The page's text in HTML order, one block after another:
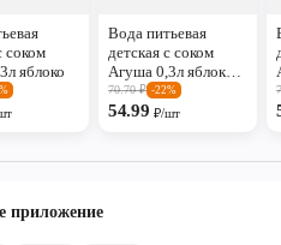
соком
яблоко
Вода питьевая
детская с соком
Агуша 0,3л яблоко
виноград
70.70₽ -22%
54.99₽/шт
приложение